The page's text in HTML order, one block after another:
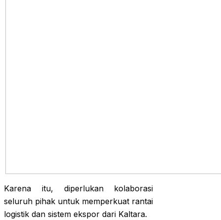
Karena itu, diperlukan kolaborasi
seluruh pihak untuk memperkuat rantai
logistik dan sistem ekspor dari Kaltara.